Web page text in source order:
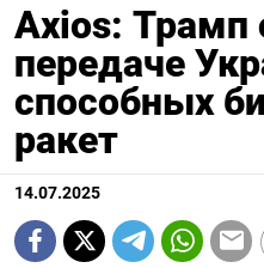
Axios: Трамп
передаче
способных
ракет
14.07.2025